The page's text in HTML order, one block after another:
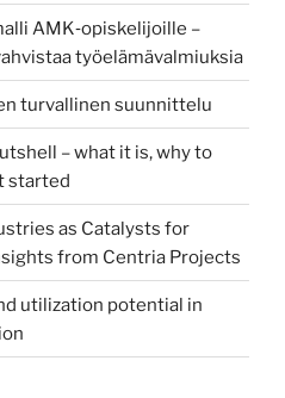
AMK‑opiskelijoille –
työelämävalmiuksia
turvallinen suunnittelu
– what it is, why to
started
as Catalysts for
from Centria Projects
utilization potential in